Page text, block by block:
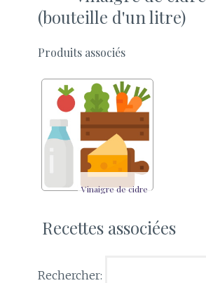
(bouteille d'un litre)
Produits associés
Vinaigre de cidre
Recettes associées
Rechercher: